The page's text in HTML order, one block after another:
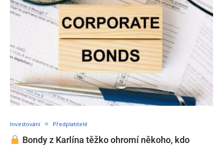
Investování Předplatitelé
Bondy z Karlína těžko ohromí někoho, kdo